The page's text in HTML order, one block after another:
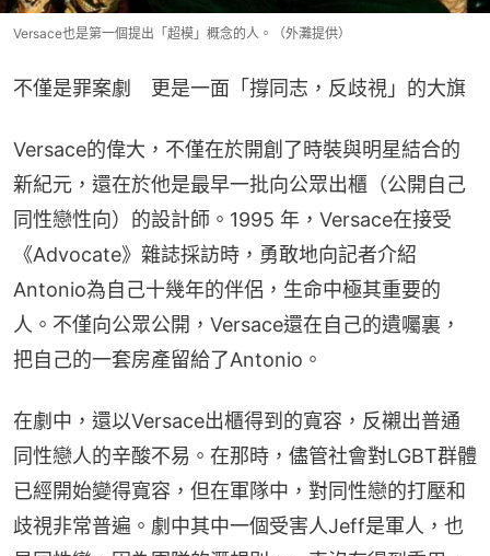
Versace也是第一個提出「超模」概念的人。（外灘提供）
不僅是罪案劇　更是一面「撐同志，反歧視」的大旗
Versace的偉大，不僅在於開創了時裝與明星結合的
新紀元，還在於他是最早一批向公眾出櫃（公開自己
同性戀性向）的設計師。1995 年，Versace在接受
《Advocate》雜誌採訪時，勇敢地向記者介紹
Antonio為自己十幾年的伴侶，生命中極其重要的
人。不僅向公眾公開，Versace還在自己的遺囑裏，
把自己的一套房產留給了Antonio。
在劇中，還以Versace出櫃得到的寬容，反襯出普通
同性戀人的辛酸不易。在那時，儘管社會對LGBT群體
已經開始變得寬容，但在軍隊中，對同性戀的打壓和
歧視非常普遍。劇中其中一個受害人Jeff是軍人，也